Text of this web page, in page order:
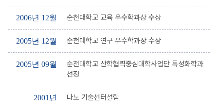
2006년 12월 순천대학교 교육 우수학과상 수상
2005년 12월 순천대학교 연구 우수학과상 수상
2005년 09월
순천대학교 산학협력중심대학사업단 특성화학과
선정
2001년 나노 기술센터설립